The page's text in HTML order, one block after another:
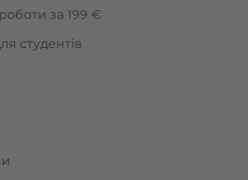
за 199 €
студентів